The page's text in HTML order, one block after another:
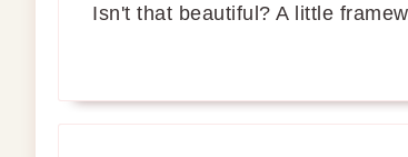
Isn't that beautiful? A little